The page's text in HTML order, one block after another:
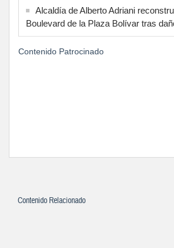
Alcaldía de Alberto Adriani
Boulevard de la Plaza Bolívar tras
Contenido Patrocinado
Contenido Relacionado